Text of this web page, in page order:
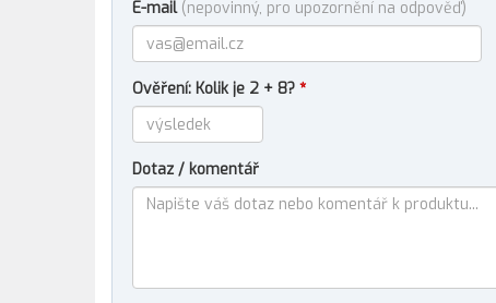
E-mail (nepovinný, pro upozornění na odpověď)
Ověření: Kolik je 2 + 8? *
Dotaz / komentář